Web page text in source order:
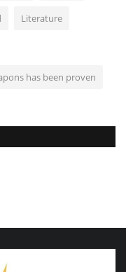
Literature
has been proven